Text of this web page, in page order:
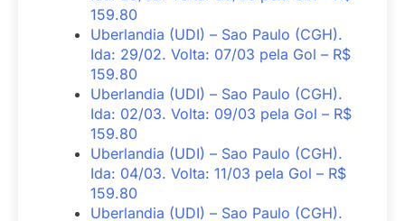
159.80
Uberlandia (UDI) – Sao Paulo (CGH).
Ida: 29/02. Volta: 07/03 pela Gol – R$
159.80
Uberlandia (UDI) – Sao Paulo (CGH).
Ida: 02/03. Volta: 09/03 pela Gol – R$
159.80
Uberlandia (UDI) – Sao Paulo (CGH).
Ida: 04/03. Volta: 11/03 pela Gol – R$
159.80
Uberlandia (UDI) – Sao Paulo (CGH).